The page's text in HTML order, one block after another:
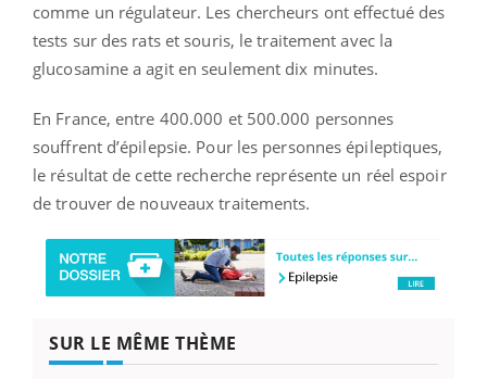
comme un régulateur. Les chercheurs ont effectué des
tests sur des rats et souris, le traitement avec la
glucosamine a agit en seulement dix minutes.
En France, entre 400.000 et 500.000 personnes
souffrent d’épilepsie. Pour les personnes épileptiques,
le résultat de cette recherche représente un réel espoir
de trouver de nouveaux traitements.
SUR LE MÊME THÈME